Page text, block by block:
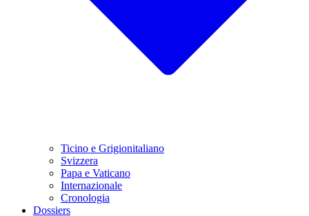
Ticino e Grigionitaliano
Svizzera
Papa e Vaticano
Internazionale
Cronologia
Dossiers